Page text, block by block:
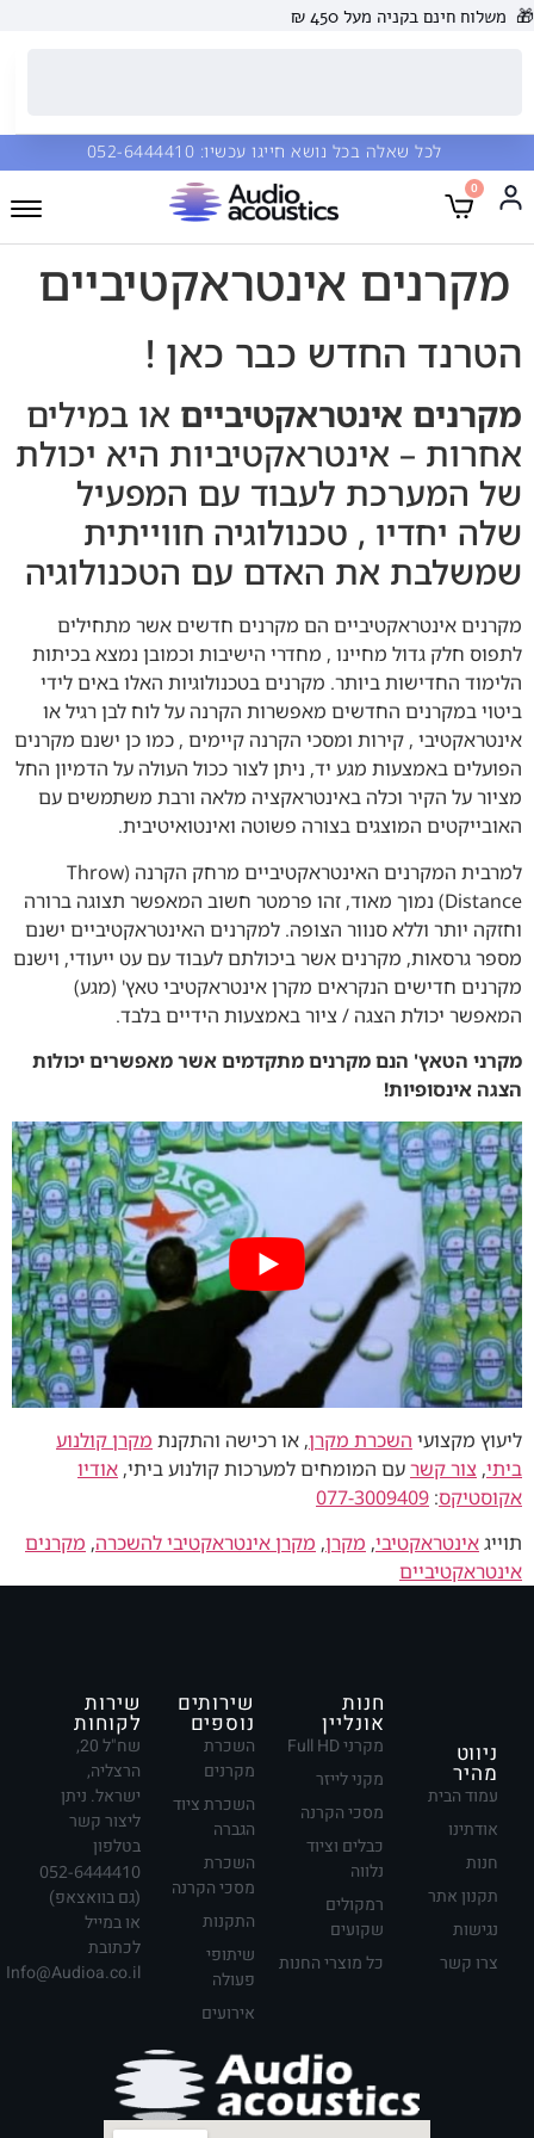
🎁 משלוח חינם בקניה מעל 450 ₪
לכל שאלה בכל נושא חייגו עכשיו:
0
מקרנים אינטראקטיביים
הטרנד החדש כבר כאן !
מקרנים אינטראקטיביים או במילים
אחרות – אינטראקטיביות היא יכולת
של המערכת לעבוד עם המפעיל
שלה יחדיו , טכנולוגיה חווייתית
שמשלבת את האדם עם הטכנולוגיה
מקרנים אינטראקטיביים הם מקרנים חדשים אשר מתחילים
לתפוס חלק גדול מחיינו , מחדרי הישיבות וכמובן נמצא בכיתות
הלימוד החדישות ביותר. מקרנים בטכנולוגיות האלו באים לידי
ביטוי במקרנים החדשים מאפשרות הקרנה על לוח לבן רגיל או
אינטראקטיבי , קירות ומסכי הקרנה קיימים , כמו כן ישנם מקרנים
הפועלים באמצעות מגע יד, ניתן לצור ככול העולה על הדמיון החל
מציור על הקיר וכלה באינטראקציה מלאה ורבת משתמשים עם
האובייקטים המוצגים בצורה פשוטה ואינטואיטיבית.
למרבית המקרנים האינטראקטיביים מרחק הקרנה (Throw
Distance) נמוך מאוד, זהו פרמטר חשוב המאפשר תצוגה ברורה
וחזקה יותר וללא סנוור הצופה. למקרנים האינטראקטיביים ישנם
מספר גרסאות, מקרנים אשר ביכולתם לעבוד עם עט ייעודי, וישנם
מקרנים חדישים הנקראים מקרן אינטראקטיבי טאץ' (מגע)
המאפשר יכולת הצגה / ציור באמצעות הידיים בלבד.
מקרני הטאץ' הנם מקרנים מתקדמים אשר מאפשרים יכולות
הצגה אינסופיות!
ליעוץ מקצועי השכרת מקרן, או רכישה והתקנת מקרן קולנוע
ביתי, צור קשרעם המומחים למערכות קולנוע ביתי, אודיו
אקוסטיקס:
077-3009409
תוייגאינטראקטיבי, מקרן, מקרן אינטראקטיבי להשכרה, מקרנים
אינטראקטיביים
ניווט
מהיר
עמוד הבית
אודתינו
חנות
תקנון אתר
נגישות
צרו קשר
חנות
אונליין
מקרני Full HD
מקני לייזר
מסכי הקרנה
כבלים וציוד
נלווה
רמקולים
שקועים
כל מוצרי החנות
שירותים
נוספים
השכרת
מקרנים
השכרת ציוד
הגברה
השכרת
מסכי הקרנה
התקנות
שיתופי
פעולה
אירועים
שירות
לקוחות
שח"ל 20,
הרצליה,
ישראל. ניתן
ליצור קשר
בטלפון
052-6444410
(גם בוואצאפ)
או במייל
לכתובת
Info@Audioa.co.il